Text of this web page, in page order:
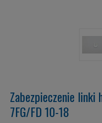
Zabezpieczenie linki
7FG/FD 10-18